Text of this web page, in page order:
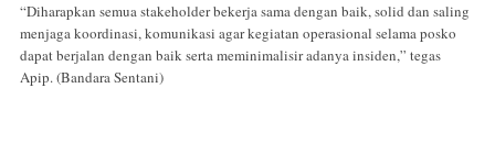
“Diharapkan semua stakeholder bekerja sama dengan baik, solid dan saling
menjaga koordinasi, komunikasi agar kegiatan operasional selama posko
dapat berjalan dengan baik serta meminimalisir adanya insiden,” tegas
Apip. (Bandara Sentani)